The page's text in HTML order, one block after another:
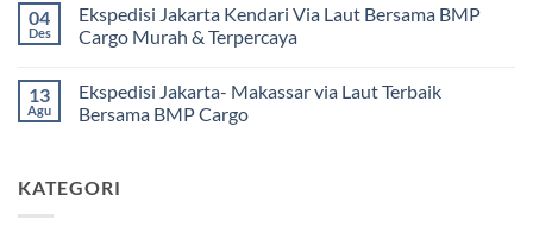
Cargo
Jakarta
ke
BMP
Cargo
Kota
Bitung
Lebih
Kapal
Laut
komentar
pada
Ekspedisi
Via
Laut
Murah
Bmp
Cargo
04
Des
Ekspedisi Jakarta Kendari Via Laut Bersama BMP
Cargo Murah & Terpercaya
komentar
pada
Ekspedisi
Laut
Bersama
13
Agu
Ekspedisi Jakarta- Makassar via Laut Terbaik
Bersama BMP Cargo
pada
Ekspedisi
KATEGORI